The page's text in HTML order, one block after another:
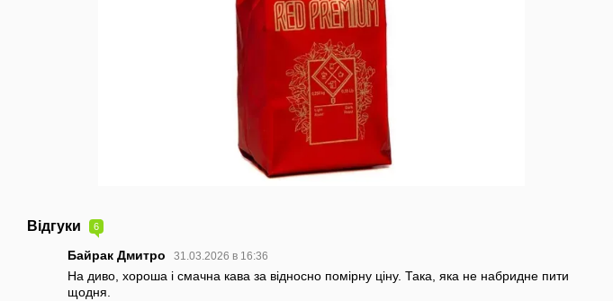
Відгуки 6
Байрак Дмитро 31.03.2026 в 16:36
На диво, хороша і смачна кава за відносно помірну ціну. Така, яка не набридне пити
щодня.